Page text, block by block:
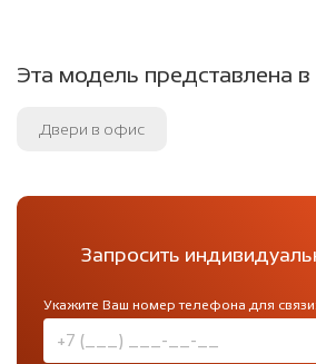
Эта модель представлена в
Двери в офис
Запросить
Укажите Ваш номер телефона для связи: